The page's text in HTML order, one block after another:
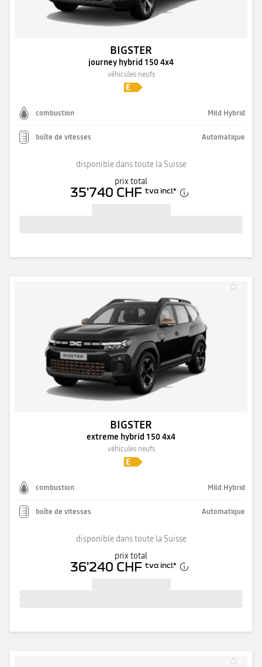
BIGSTER
journey hybrid 150 4x4
véhicules neufs
combustion Mild Hybrid
boîte de vitesses Automatique
disponible dans toute la Suisse
prix total
35'740 CHF tva incl.*
BIGSTER
extreme hybrid 150 4x4
véhicules neufs
combustion Mild Hybrid
boîte de vitesses Automatique
disponible dans toute la Suisse
prix total
36'240 CHF tva incl.*